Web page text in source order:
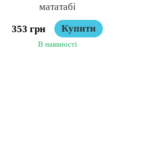
мататабі
353 грн
Купити
В наявності